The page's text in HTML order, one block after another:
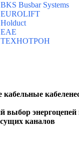
Busbar Systems
EUROLIFT
ТЕХНОТРОН
кабельные
выбор энергоцепей
каналов